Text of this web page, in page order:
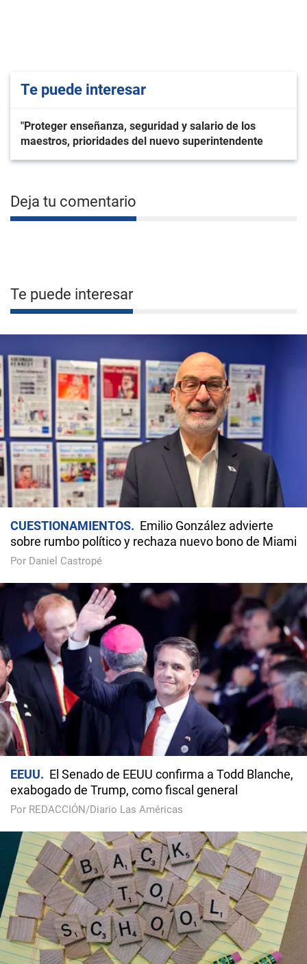
Te puede interesar
"Proteger enseñanza, seguridad y salario de los
maestros, prioridades del nuevo superintendente
Deja tu comentario
Te puede interesar
CUESTIONAMIENTOS
Emilio González advierte
sobre rumbo político y rechaza nuevo bono de Miami
Por Daniel Castropé
EEUU
El Senado de EEUU confirma a Todd Blanche,
exabogado de Trump, como fiscal general
Por REDACCIÓN/Diario Las Américas